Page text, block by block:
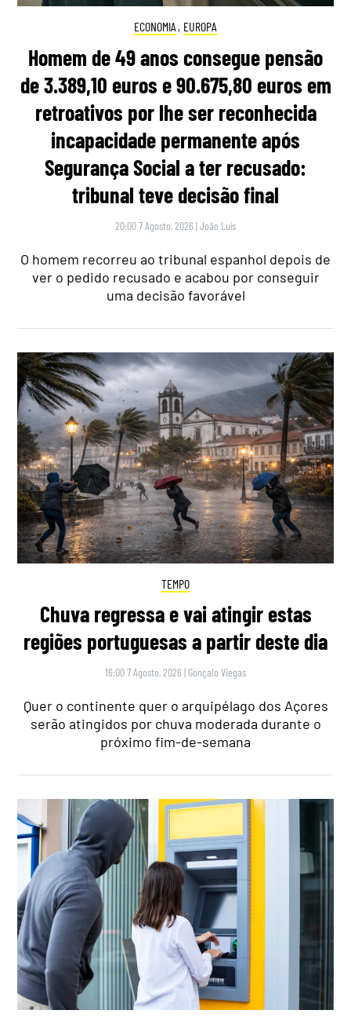
ECONOMIA , EUROPA
Homem de 49 anos consegue pensão
de 3.389,10 euros e 90.675,80 euros em
retroativos por lhe ser reconhecida
incapacidade permanente após
Segurança Social a ter recusado:
tribunal teve decisão final
20:00 7 Agosto, 2026 |João Luís
O homem recorreu ao tribunal espanhol depois de
ver o pedido recusado e acabou por conseguir
uma decisão favorável
TEMPO
Chuva regressa e vai atingir estas
regiões portuguesas a partir deste dia
16:00 7 Agosto, 2026 | Gonçalo Viegas
Quer o continente quer o arquipélago dos Açores
serão atingidos por chuva moderada durante o
próximo fim-de-semana